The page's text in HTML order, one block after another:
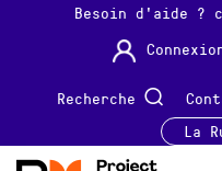
Besoin d'aide ?
Recherche
La